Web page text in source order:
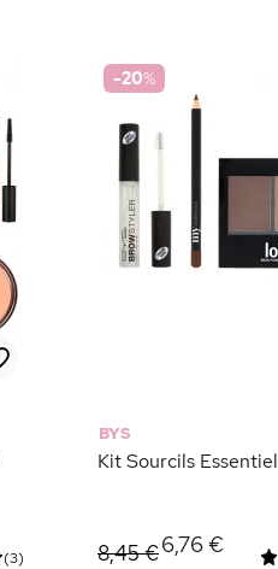
(3)
-20%
BYS
Kit Sourcils Essentiel
8,45 €6,76 €